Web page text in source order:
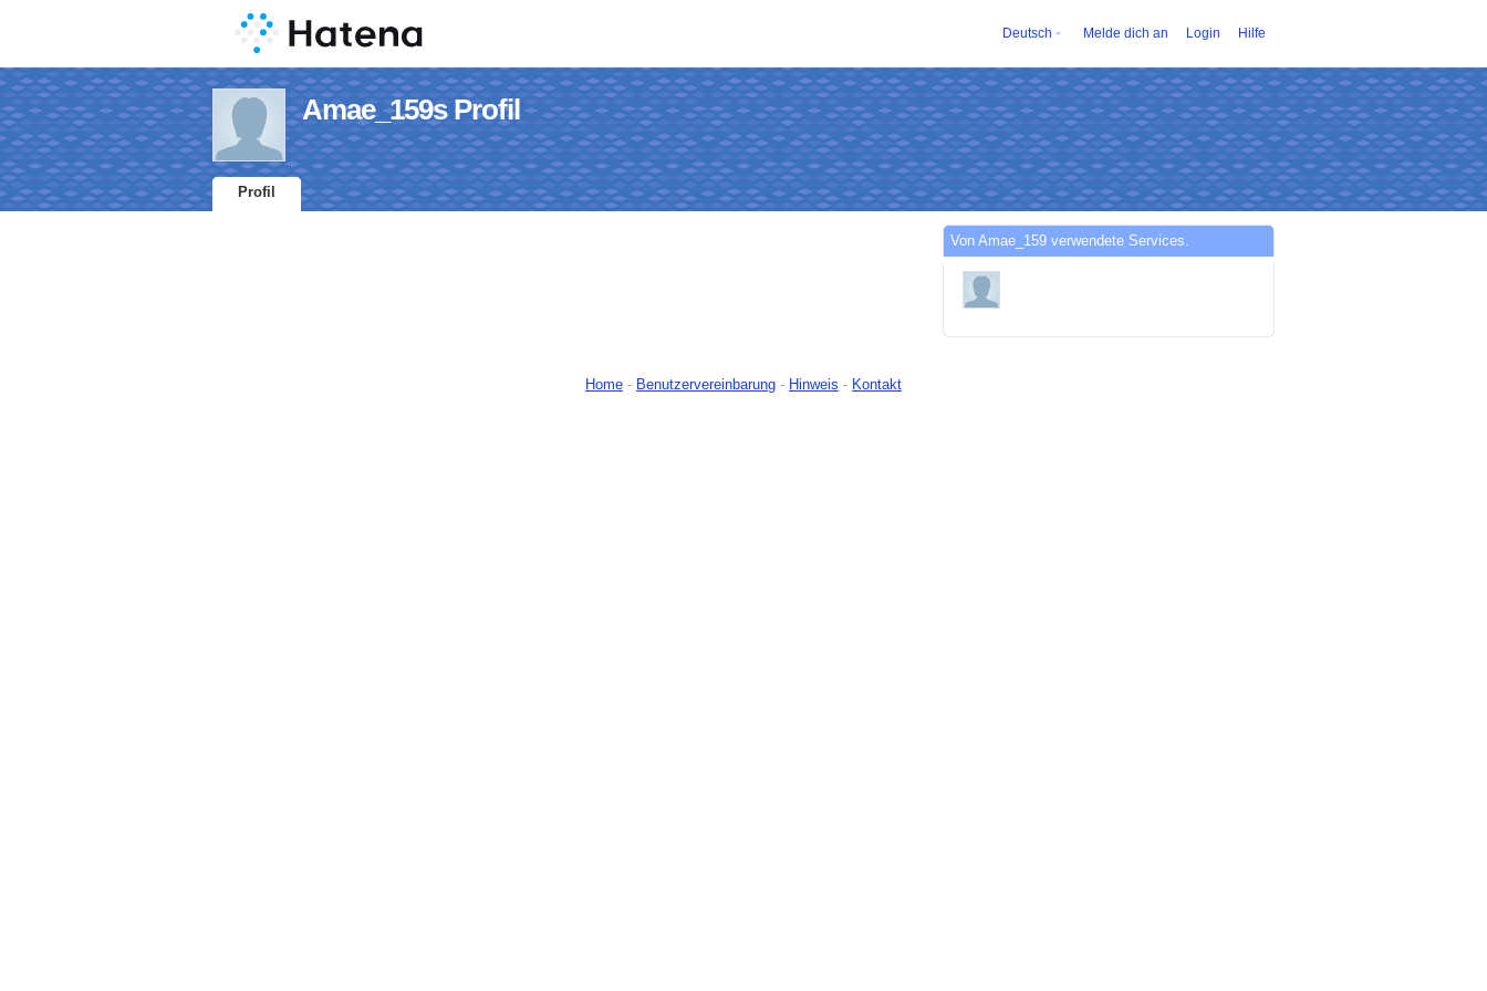
Deutsch Melde dich an Login Hilfe
Amae_159s Profil
Profil
Von Amae_159 verwendete Services.
Home - Benutzervereinbarung - Hinweis - Kontakt